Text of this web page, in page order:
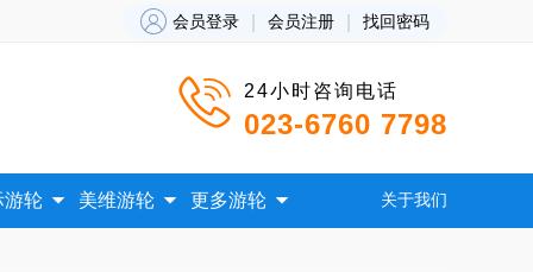
 会员登录 会员注册 找回密码
 24小时咨询电话
023-6760 7798
游轮  美维游轮  更多游轮  关于我们